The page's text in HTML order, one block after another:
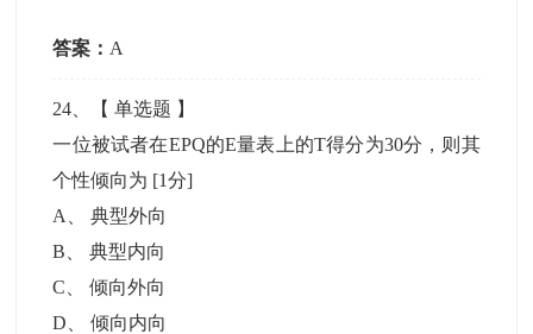
答案： A
24 、【单选题 】
一位被试者在EPQ的E量表上的T得分为30分，则其
个性倾向为 [1分]
A
、典型外向
B 、典型内向
C 、倾向外向
D 、倾向内向